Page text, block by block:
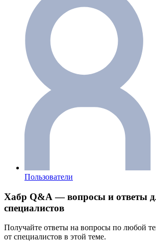
Пользователи
Хабр Q&A — вопросы и ответы
специалистов
Получайте ответы на вопросы по любой
от специалистов в этой теме.